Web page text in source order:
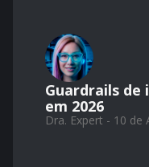
Guardrails de
em 2026
Dra. Expert - 10 de